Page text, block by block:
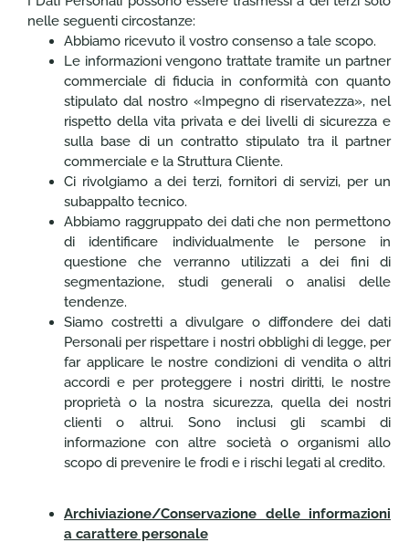
nelle seguenti circostanze:
Abbiamo ricevuto il vostro consenso a tale scopo.
Le informazioni vengono trattate tramite un partner
commerciale di fiducia in conformità con quanto
stipulato dal nostro «Impegno di riservatezza», nel
rispetto della vita privata e dei livelli di sicurezza e
sulla base di un contratto stipulato tra il partner
commerciale e la Struttura Cliente.
Ci rivolgiamo a dei terzi, fornitori di servizi, per un
subappalto tecnico.
Abbiamo raggruppato dei dati che non permettono
di identificare individualmente le persone in
questione che verranno utilizzati a dei fini di
segmentazione, studi generali o analisi delle
tendenze.
Siamo costretti a divulgare o diffondere dei dati
Personali per rispettare i nostri obblighi di legge, per
far applicare le nostre condizioni di vendita o altri
accordi e per proteggere i nostri diritti, le nostre
proprietà o la nostra sicurezza, quella dei nostri
clienti o altrui. Sono inclusi gli scambi di
informazione con altre società o organismi allo
scopo di prevenire le frodi e i rischi legati al credito.
Archiviazione/Conservazione delle informazioni
a carattere personale